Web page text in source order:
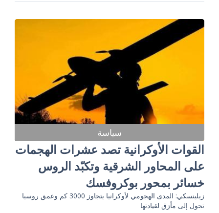
سياسة
القوات الأوكرانية تصد عشرات الهجمات
على المحاور الشرقية وتكبّد الروس
خسائر بمحور بوكروفسك
زيلينسكي: المدى الهجومي لأوكرانيا يتجاوز 3000 كم وعمق روسيا
تحول إلى مأزق لقيادتها